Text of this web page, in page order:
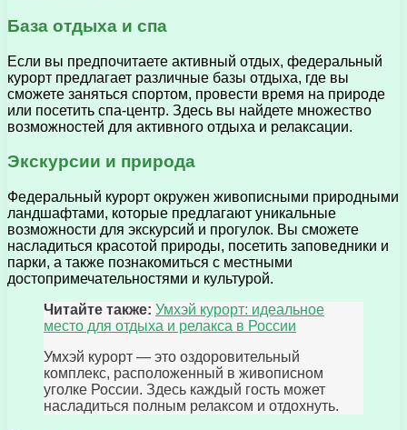
База отдыха и спа
Если вы предпочитаете активный отдых, федеральный
курорт предлагает различные базы отдыха, где вы
сможете заняться спортом, провести время на природе
или посетить спа-центр. Здесь вы найдете множество
возможностей для активного отдыха и релаксации.
Экскурсии и природа
Федеральный курорт окружен живописными природными
ландшафтами, которые предлагают уникальные
возможности для экскурсий и прогулок. Вы сможете
насладиться красотой природы, посетить заповедники и
парки, а также познакомиться с местными
достопримечательностями и культурой.
Читайте также: Умхэй курорт: идеальное
место для отдыха и релакса в России
Умхэй курорт — это оздоровительный
комплекс, расположенный в живописном
уголке России. Здесь каждый гость может
насладиться полным релаксом и отдохнуть.